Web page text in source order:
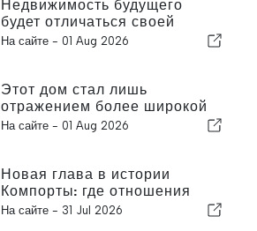
Недвижимость будущего
будет отличаться своей
устойчивостью, а не только
На сайте - 01 Aug 2026
Этот дом стал лишь
отражением более широкой
проблемы в Португалии
На сайте - 01 Aug 2026
Новая глава в истории
Компорты: где отношения
открывают необыкновенные
На сайте - 31 Jul 2026